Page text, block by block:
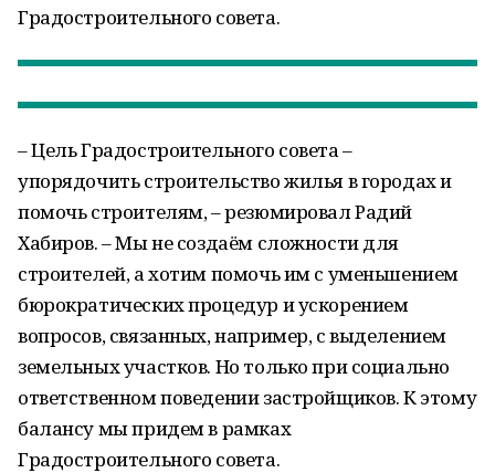
Градостроительного совета.
– Цель Градостроительного совета –
упорядочить строительство жилья в городах и
помочь строителям, – резюмировал Радий
Хабиров. – Мы не создаём сложности для
строителей, а хотим помочь им с уменьшением
бюрократических процедур и ускорением
вопросов, связанных, например, с выделением
земельных участков. Но только при социально
ответственном поведении застройщиков. К этому
балансу мы придем в рамках
Градостроительного совета.